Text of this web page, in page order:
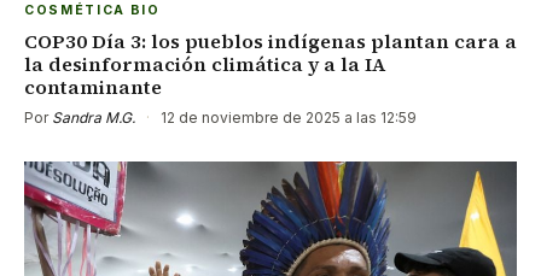
COSMÉTICA BIO
COP30 Día 3: los pueblos indígenas plantan cara a
la desinformación climática y a la IA
contaminante
Por Sandra M.G. · 12 de noviembre de 2025 a las 12:59